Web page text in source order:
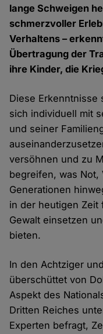
lange Schweigen
schmerzvoller
Verhaltens –
Übertragung der
ihre Kinder, die
Diese Erkenntnisse
sich individuell mit
und seiner
versöhnen und zu
begreifen, was Not,
Generationen
in der heutigen Zeit
Gewalt einsetzen
bieten.
In den Achtziger
überschüttet von
Aspekt des
Dritten Reiches
Experten befragt,